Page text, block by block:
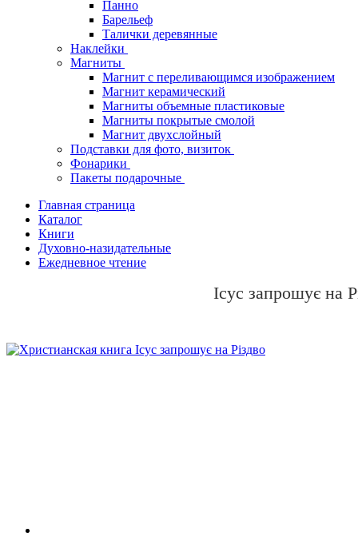
Панно
Барельеф
Талички деревянные
Наклейки
Магниты
Магнит с переливающимся изображением
Магнит керамический
Магниты объемные пластиковые
Магниты покрытые смолой
Магнит двухслойный
Подставки для фото, визиток
Фонарики
Пакеты подарочные
Главная страница
Каталог
Книги
Духовно-назидательные
Ежедневное чтение
Ісус запрошує на